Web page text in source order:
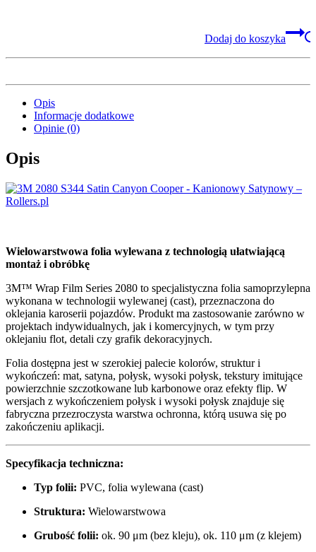
Dodaj do koszyka
Opis
Informacje dodatkowe
Opinie (0)
Opis
Wielowarstwowa folia wylewana z technologią ułatwiającą
montaż i obróbkę
3M™ Wrap Film Series 2080 to specjalistyczna folia samoprzylepna
wykonana w technologii wylewanej (cast), przeznaczona do
oklejania karoserii pojazdów. Produkt ma zastosowanie zarówno w
projektach indywidualnych, jak i komercyjnych, w tym przy
oklejaniu flot, detali czy grafik dekoracyjnych.
Folia dostępna jest w szerokiej palecie kolorów, struktur i
wykończeń: mat, satyna, połysk, wysoki połysk, tekstury imitujące
powierzchnie szczotkowane lub karbonowe oraz efekty flip. W
wersjach z wykończeniem połysk i wysoki połysk znajduje się
fabryczna przezroczysta warstwa ochronna, którą usuwa się po
zakończeniu aplikacji.
Specyfikacja techniczna:
Typ folii: PVC, folia wylewana (cast)
Struktura: Wielowarstwowa
Grubość folii: ok. 90 μm (bez kleju), ok. 110 μm (z klejem)